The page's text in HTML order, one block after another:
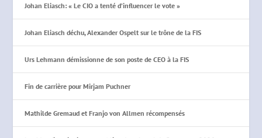
Johan Eliasch: « Le CIO a tenté d’influencer le vote »
Johan Eliasch déchu, Alexander Ospelt sur le trône de la FIS
Urs Lehmann démissionne de son poste de CEO à la FIS
Fin de carrière pour Mirjam Puchner
Mathilde Gremaud et Franjo von Allmen récompensés